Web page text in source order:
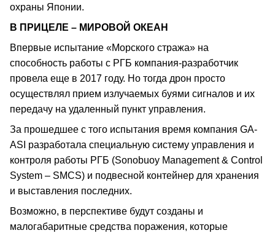
охраны Японии.
В ПРИЦЕЛЕ – МИРОВОЙ ОКЕАН
Впервые испытание «Морского стража» на
способность работы с РГБ компания-разработчик
провела еще в 2017 году. Но тогда дрон просто
осуществлял прием излучаемых буями сигналов и их
передачу на удаленный пункт управления.
За прошедшее с того испытания время компания GA-
ASI разработала специальную систему управления и
контроля работы РГБ (Sonobuoy Management & Control
System – SMCS) и подвесной контейнер для хранения
и выставления последних.
Возможно, в перспективе будут созданы и
малогабаритные средства поражения, которые